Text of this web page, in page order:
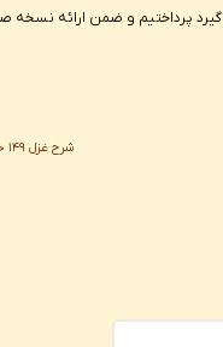
بتان شکست گیرد پرداختیم و ضمن
شرح غزل ۱۴۹ حافظ / دلم جز مهر مه رویان طریقی بر نمی‌ گیرد